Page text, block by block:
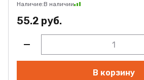
Наличие:В наличии
55.2 руб.
В корзину